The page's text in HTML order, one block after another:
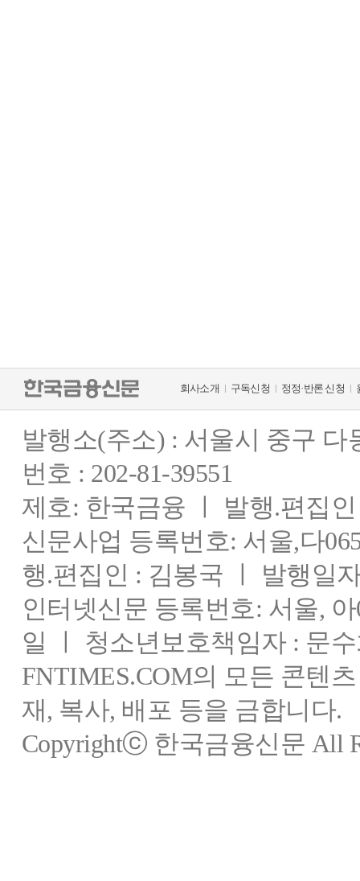
회사소개 구독신청 정정·반론 신청
발행소(주소) : 서울시 중구
번호 : 202-81-39551
제호: 한국금융 ㅣ 발행.편집
신문사업 등록번호: 서울,다
행.편집인 : 김봉국 ㅣ 발행일
인터넷신문 등록번호: 서울,
일 ㅣ 청소년보호책임자 : 문
FNTIMES.COM의 모든 콘텐
재, 복사, 배포 등을 금합니다.
Copyrightⓒ 한국금융신문 All